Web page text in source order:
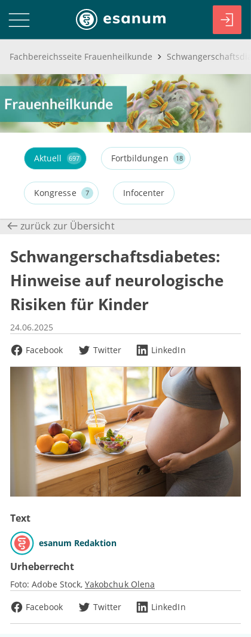
Fachbereichsseite Frauenheilkunde
Aktuell 697 Fortbildungen 18
Kongresse 7 Infocenter
zurück zur Übersicht
Schwangerschaftsdiabetes:
Hinweise auf neurologische
Risiken für Kinder
24.06.2025
Facebook
Twitter LinkedIn
Text
esanum Redaktion
Urheberrecht
Foto: Adobe Stock Yakobchuk Olena
Facebook
Twitter LinkedIn